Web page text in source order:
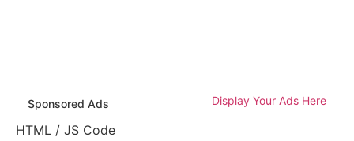
Sponsored Ads Display Your Ads Here
HTML / JS Code